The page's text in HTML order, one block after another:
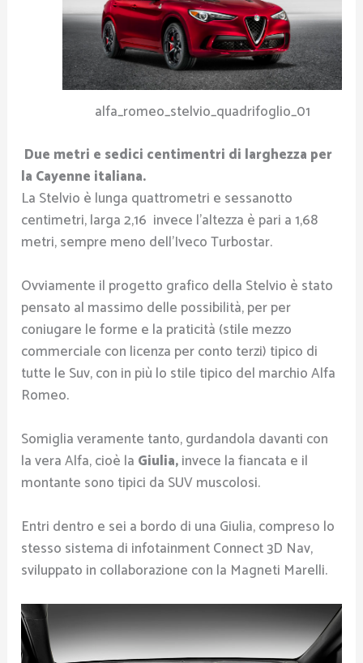
alfa_romeo_stelvio_quadrifoglio_01
Due metri e sedici centimentri di larghezza per
la Cayenne italiana.
La Stelvio è lunga quattrometri e sessanotto
centimetri, larga 2,16 invece l’altezza è pari a 1,68
metri, sempre meno dell’Iveco Turbostar.
Ovviamente il progetto grafico della Stelvio è stato
pensato al massimo delle possibilità, per per
coniugare le forme e la praticità (stile mezzo
commerciale con licenza per conto terzi) tipico di
tutte le Suv, con in più lo stile tipico del marchio Alfa
Romeo.
Somiglia veramente tanto, gurdandola davanti con
la vera Alfa, cioè la Giulia,invece la fiancata e il
montante sono tipici da SUV muscolosi.
Entri dentro e sei a bordo di una Giulia, compreso lo
stesso sistema di infotainment Connect 3D Nav,
sviluppato in collaborazione con la Magneti Marelli.